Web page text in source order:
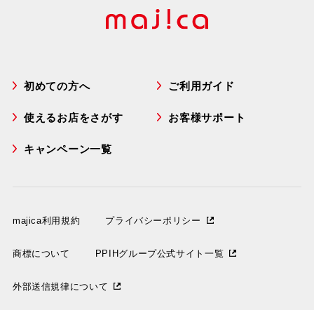
初めての方へ ご利用ガイド
使えるお店をさがす お客様サポート
キャンペーン一覧
majica利用規約 プライバシーポリシー
商標について PPIHグループ公式サイト一覧
外部送信規律について